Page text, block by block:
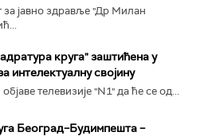
за јавно здравље "Др Милан
круга" заштићена у
интелектуалну својину
телевизије "N1" да ће се од...
Београд–Будимпешта –